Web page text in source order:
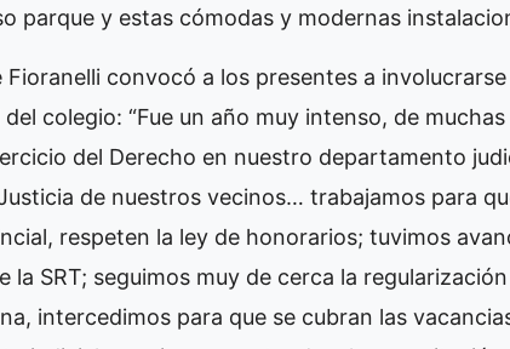
parque y estas cómodas y modernas
Fioranelli convocó a los presentes a
colegio: “Fue un año muy intenso, de
del Derecho en nuestro departamento
de nuestros vecinos… trabajamos para
respeten la ley de honorarios; tuvimos
la SRT; seguimos muy de cerca la
intercedimos para que se cubran las